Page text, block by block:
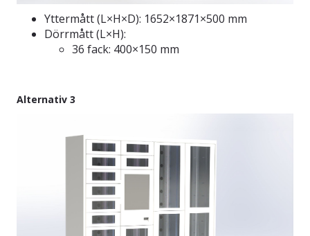
Yttermått (L×H×D): 1652×1871×500 mm
Dörrmått (L×H):
36 fack: 400×150 mm
Alternativ 3